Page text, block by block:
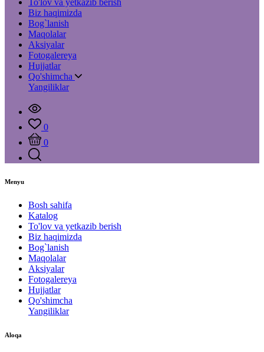
To'lov va yetkazib berish
Biz haqimizda
Bog`lanish
Maqolalar
Aksiyalar
Fotogalereya
Hujjatlar
Qo'shimcha
Yangiliklar
0
0
Menyu
Bosh sahifa
Katalog
To'lov va yetkazib berish
Biz haqimizda
Bog`lanish
Maqolalar
Aksiyalar
Fotogalereya
Hujjatlar
Qo'shimcha
Yangiliklar
Aloqa